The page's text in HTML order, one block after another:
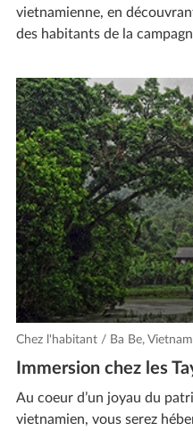
vietnamienne, en
des habitants de la
Chez l'habitant / Ba Be, Vietnam
Immersion chez les
Au coeur d’un joyau du
vietnamien, vous serez